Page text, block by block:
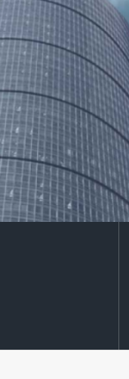
Saltar
al
contenido